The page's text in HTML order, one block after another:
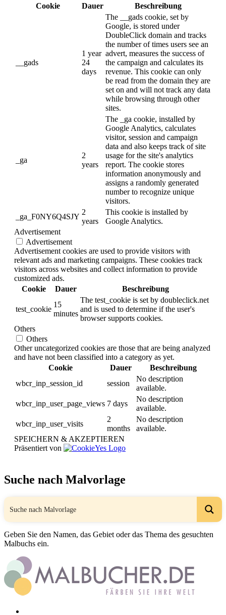
Cookie
Dauer Beschreibung
__gads
1 year
24
days
The __gads cookie, set by
Google, is stored under
DoubleClick domain and tracks
the number of times users see an
advert, measures the success of
the campaign and calculates its
revenue. This cookie can only
be read from the domain they are
set on and will not track any data
while browsing through other
sites.
_ga
2
years
The _ga cookie, installed by
Google Analytics, calculates
visitor, session and campaign
data and also keeps track of site
usage for the site's analytics
report. The cookie stores
information anonymously and
assigns a randomly generated
number to recognize unique
visitors.
_ga_F0NY6Q4SJY
2
years
This cookie is installed by
Google Analytics.
Advertisement
Advertisement
Advertisement cookies are used to provide visitors with
relevant ads and marketing campaigns. These cookies track
visitors across websites and collect information to provide
customized ads.
Cookie
Dauer Beschreibung
test_cookie
15
minutes
The test_cookie is set by doubleclick.net
and is used to determine if the user's
browser supports cookies.
Others
Others
Other uncategorized cookies are those that are being analyzed
and have not been classified into a category as yet.
Cookie
Dauer
Beschreibung
wbcr_inp_session_id
session
No description
available.
wbcr_inp_user_page_views 7 days
No description
available.
wbcr_inp_user_visits
2
months
No description
available.
SPEICHERN & AKZEPTIEREN
Präsentiert von
Suche nach Malvorlage
Geben Sie den Namen, das Gebiet oder das Thema des gesuchten
Malbuchs ein.